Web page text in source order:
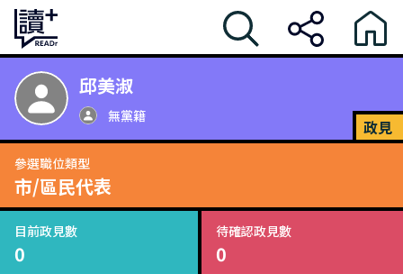
邱美淑
無黨籍
政見
參選職位類型
市/區民代表
目前政見數
0
待確認政見數
0